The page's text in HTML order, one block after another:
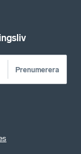
Prenumerera